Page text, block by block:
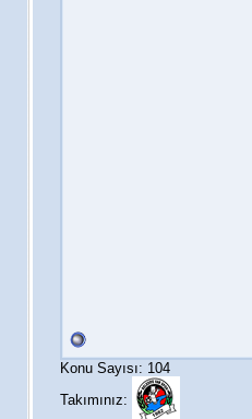
Konu Sayısı: 104
Takımınız: